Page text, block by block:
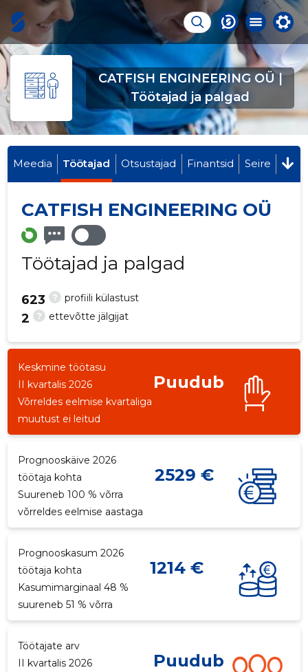
CATFISH ENGINEERING OÜ |
Töötajad ja palgad
Meedia Töötajad Otsustajad Finantsid Seire
CATFISH ENGINEERING OÜ
Töötajad ja palgad
? profiili külastust
623
? ettevõtte jälgijat
2
Keskmine töötasu
II kvartalis 2026
Puudub
Võrreldes eelmise kvartaliga
muutust ei leitud
Prognooskäive 2026
töötaja kohta
2529 €
Suureneb 100 % võrra
võrreldes eelmise aastaga
Prognooskasum 2026
töötaja kohta
1214 €
Kasumimarginaal 48 %
suureneb 51 % võrra
Töötajate arv
II kvartalis 2026
Puudub